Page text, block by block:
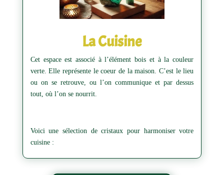
La Cuisine
Cet espace est associé à l’élément bois et à la couleur
verte. Elle représente le coeur de la maison. C’est le lieu
ou on se retrouve, ou l’on communique et par dessus
tout, où l’on se nourrit.
Voici une sélection de cristaux pour harmoniser votre
cuisine :